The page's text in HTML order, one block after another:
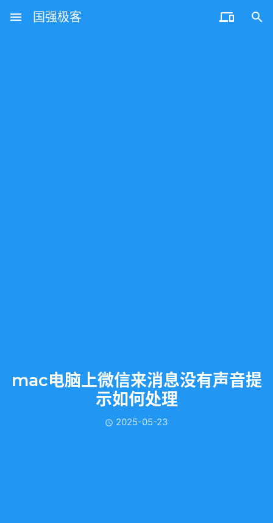
menu 国强极客  
mac电脑上微信来消息没有声音提
示如何处理
 2025-05-23